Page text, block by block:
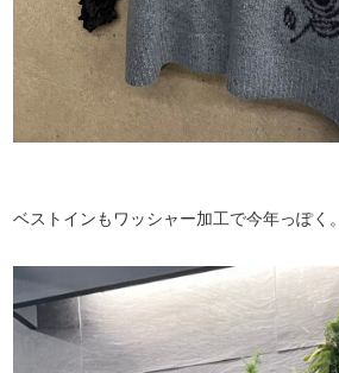
ベストインもワッシャー加工で今年っぽく。